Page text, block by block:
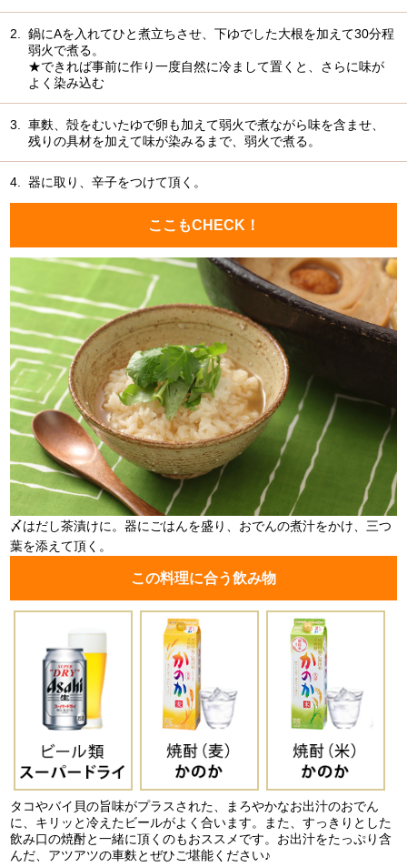
2.
鍋にAを入れてひと煮立ちさせ、下ゆでした大根を加えて30分程
弱火で煮る。
★できれば事前に作り一度自然に冷まして置くと、さらに味が
よく染み込む
3.
車麩、殻をむいたゆで卵も加えて弱火で煮ながら味を含ませ、
残りの具材を加えて味が染みるまで、弱火で煮る。
4. 器に取り、辛子をつけて頂く。
ここもCHECK！
〆はだし茶漬けに。器にごはんを盛り、おでんの煮汁をかけ、三つ
葉を添えて頂く。
この料理に合う飲み物
タコやバイ貝の旨味がプラスされた、まろやかなお出汁のおでん
に、キリッと冷えたビールがよく合います。また、すっきりとした
飲み口の焼酎と一緒に頂くのもおススメです。お出汁をたっぷり含
んだ、アツアツの車麩とぜひご堪能ください♪